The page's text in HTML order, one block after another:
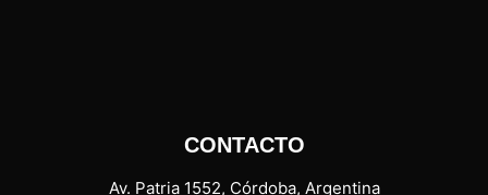
CONTACTO
Av. Patria 1552, Córdoba, Argentina